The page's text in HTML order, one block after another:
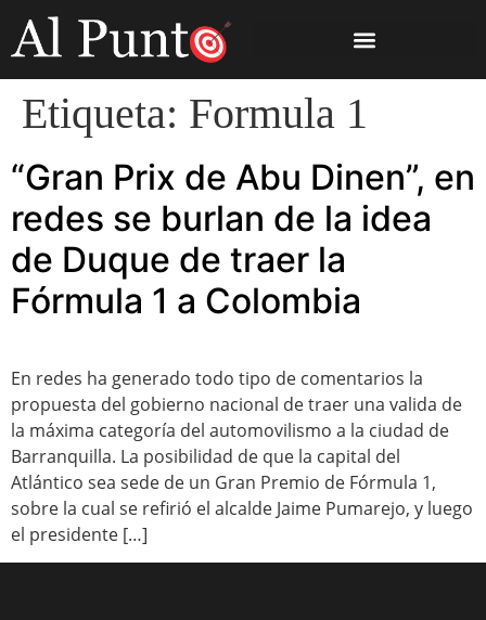
Etiqueta: Formula 1
“Gran Prix de Abu Dinen”, en
redes se burlan de la idea
de Duque de traer la
Fórmula 1 a Colombia
En redes ha generado todo tipo de comentarios la
propuesta del gobierno nacional de traer una valida de
la máxima categoría del automovilismo a la ciudad de
Barranquilla. La posibilidad de que la capital del
Atlántico sea sede de un Gran Premio de Fórmula 1,
sobre la cual se refirió el alcalde Jaime Pumarejo, y luego
el presidente […]